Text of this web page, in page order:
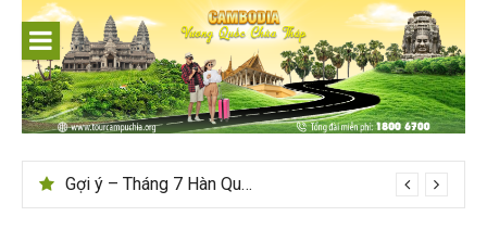
content
Gợi ý – Tháng 7 Hàn Quốc nên đi đâu, mặc gì đẹp?